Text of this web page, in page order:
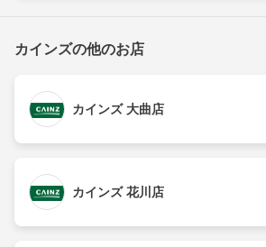
カインズの他のお店
カインズ 大曲店
カインズ 花川店